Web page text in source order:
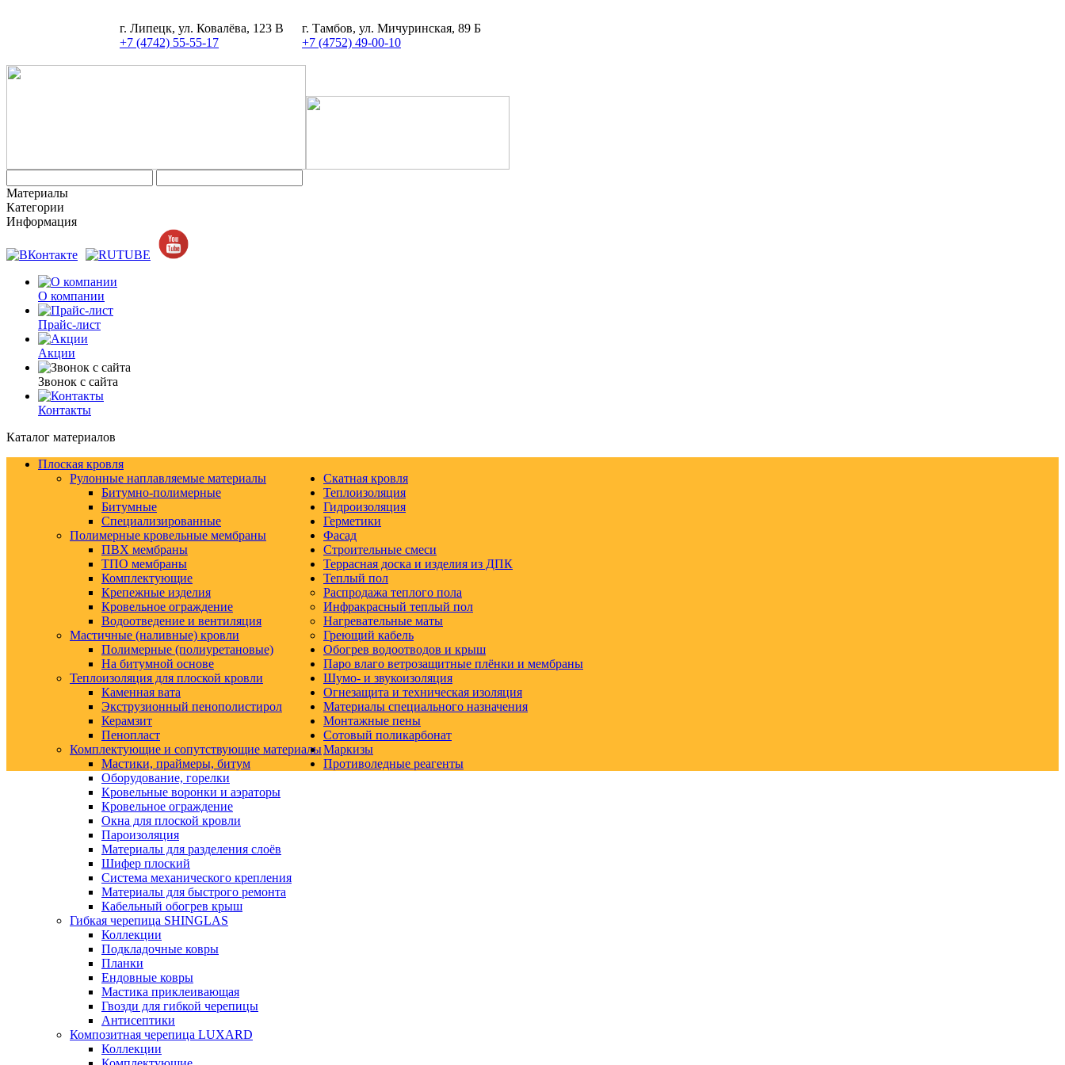
г. Липецк, ул. Ковалёва, 123 В
+7 (4742) 55-55-17
г. Тамбов, ул. Мичуринская, 89 Б
+7 (4752) 49-00-10
Материалы
Категории
Информация
О компании
Прайс-лист
Акции
Звонок с сайта
Контакты
Каталог материалов
Плоская кровля
Рулонные наплавляемые материалы
Битумно-полимерные
Битумные
Специализированные
Полимерные кровельные мембраны
ПВХ мембраны
ТПО мембраны
Комплектующие
Крепежные изделия
Кровельное ограждение
Водоотведение и вентиляция
Мастичные (наливные) кровли
Полимерные (полиуретановые)
На битумной основе
Теплоизоляция для плоской кровли
Каменная вата
Экструзионный пенополистирол
Керамзит
Пенопласт
Комплектующие и сопутствующие материалы
Мастики, праймеры, битум
Оборудование, горелки
Кровельные воронки и аэраторы
Кровельное ограждение
Окна для плоской кровли
Пароизоляция
Материалы для разделения слоёв
Шифер плоский
Система механического крепления
Материалы для быстрого ремонта
Кабельный обогрев крыш
Скатная кровля
Гибкая черепица SHINGLAS
Коллекции
Подкладочные ковры
Планки
Ендовные ковры
Мастика приклеивающая
Гвозди для гибкой черепицы
Антисептики
Композитная черепица LUXARD
Коллекции
Теплоизоляция
Гидроизоляция
Герметики
Фасад
Строительные смеси
Террасная доска и изделия из ДПК
Теплый пол
Распродажа теплого пола
Инфракрасный теплый пол
Нагревательные маты
Греющий кабель
Обогрев водоотводов и крыш
Паро влаго ветрозащитные плёнки и мембраны
Шумо- и звукоизоляция
Огнезащита и техническая изоляция
Материалы специального назначения
Монтажные пены
Сотовый поликарбонат
Маркизы
Противоледные реагенты